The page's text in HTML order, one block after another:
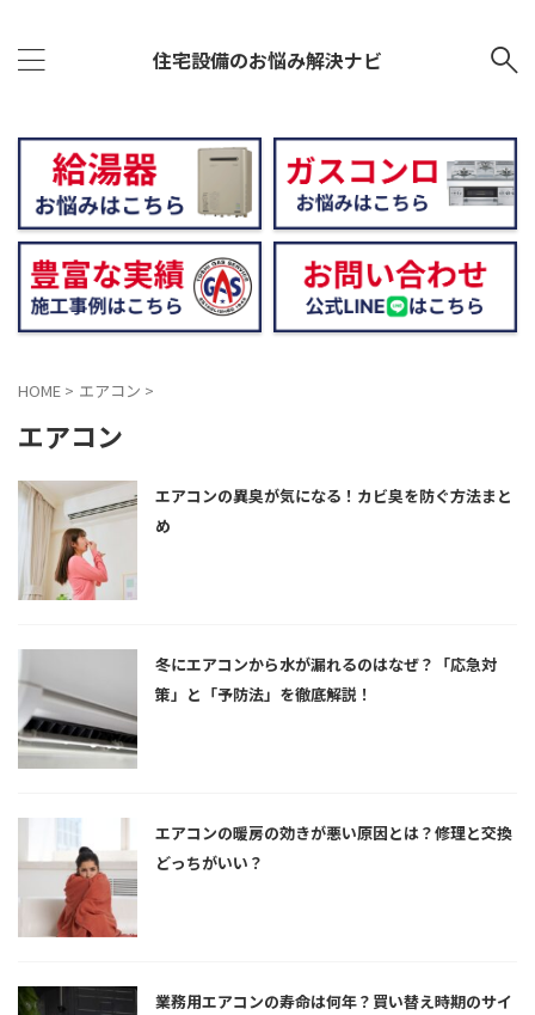
住宅設備のお悩み解決ナビ
HOME > エアコン >
エアコン
エアコンの異臭が気になる！カビ臭を防ぐ方法まと
め
冬にエアコンから水が漏れるのはなぜ？「応急対
策」と「予防法」を徹底解説！
エアコンの暖房の効きが悪い原因とは？修理と交換
どっちがいい？
業務用エアコンの寿命は何年？買い替え時期のサイ